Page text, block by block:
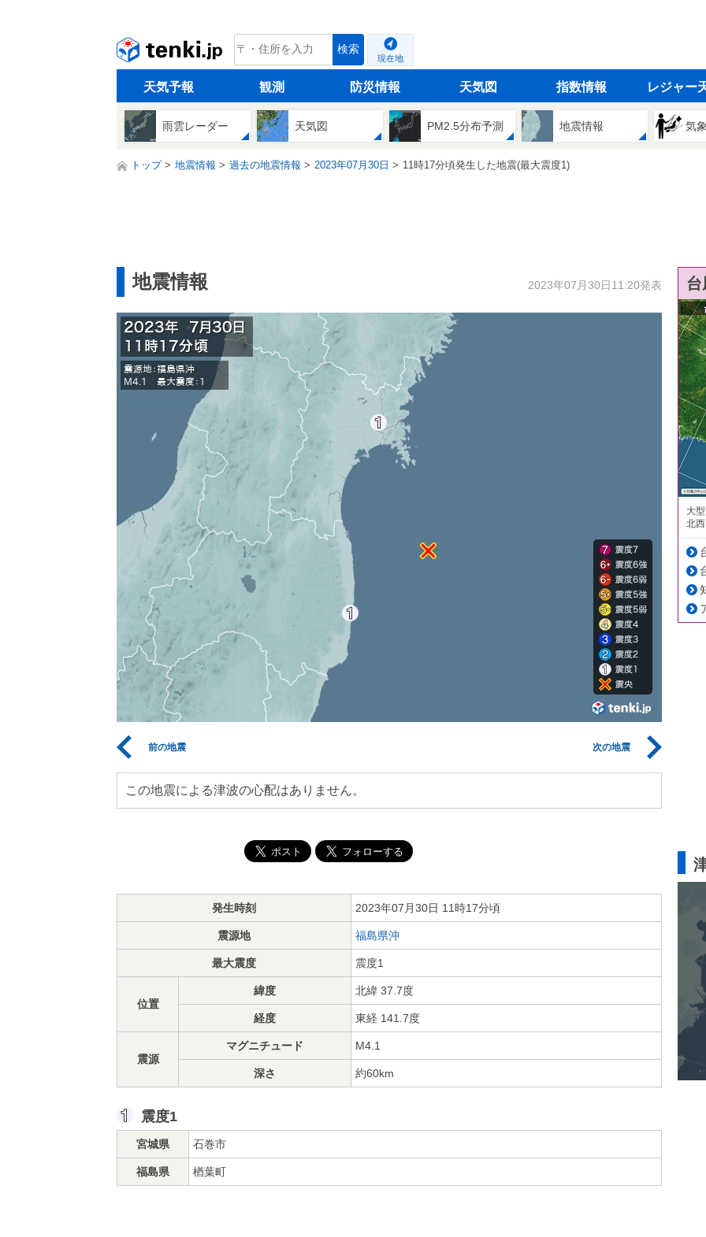
tenki.jp 検索
現在地
天気予報 観測 防災情報 天気図 指数情報 レジャー
雨雲レーダー 天気図 PM2.5分布予測 地震情報 気
トップ 地震情報 過去の地震情報 2023年07月30日 11時17分頃発生した地震(最大震度1)
地震情報 2023年07月30日11:20発表
前の地震 次の地震
この地震による津波の心配はありません。
発生時刻 2023年07月30日 11時17分頃
震源地 福島県沖
最大震度 震度1
位置
緯度 北緯 37.7度
経度 東経 141.7度
震源
マグニチュード M4.1
深さ 約60km
震度1
宮城県 石巻市
福島県 楢葉町
大
北